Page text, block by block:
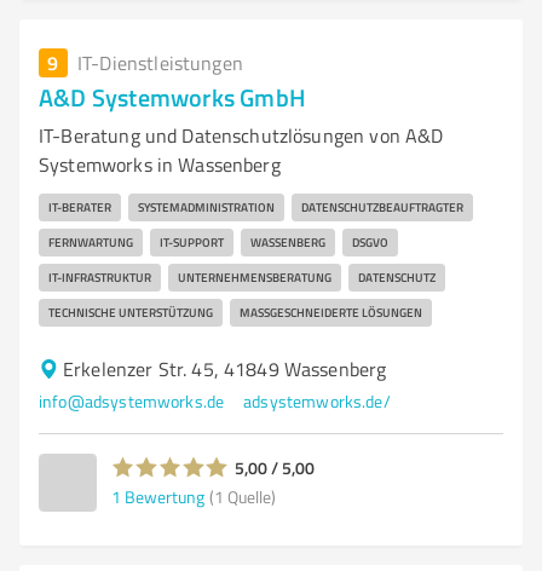
9 IT-Dienstleistungen
A&D Systemworks GmbH
IT-Beratung und Datenschutzlösungen von A&D
Systemworks in Wassenberg
IT-BERATER SYSTEMADMINISTRATION DATENSCHUTZBEAUFTRAGTER
FERNWARTUNG IT-SUPPORT WASSENBERG DSGVO
IT-INFRASTRUKTUR UNTERNEHMENSBERATUNG DATENSCHUTZ
TECHNISCHE UNTERSTÜTZUNG MASSGESCHNEIDERTE LÖSUNGEN
Erkelenzer Str. 45, 41849 Wassenberg
info@adsystemworks.de adsystemworks.de/
5,00 / 5,00
1 Bewertung (1 Quelle)